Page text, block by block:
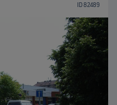
ID 82489